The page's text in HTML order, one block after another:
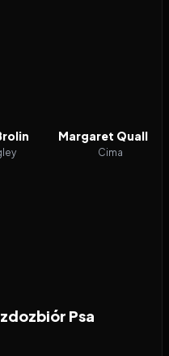
Margaret Qualley
Cima
Psa